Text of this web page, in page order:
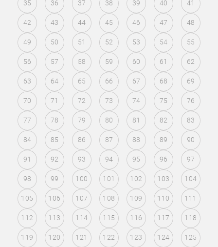
35 36 37 38 39 40 41
42 43 44 45 46 47 48
49 50 51 52 53 54 55
56 57 58 59 60 61 62
63 64 65 66 67 68 69
70 71 72 73 74 75 76
77 78 79 80 81 82 83
84 85 86 87 88 89 90
91 92 93 94 95 96 97
98 99 100 101 102 103 104
105 106 107 108 109 110 111
112 113 114 115 116 117 118
119 120 121 122 123 124 125